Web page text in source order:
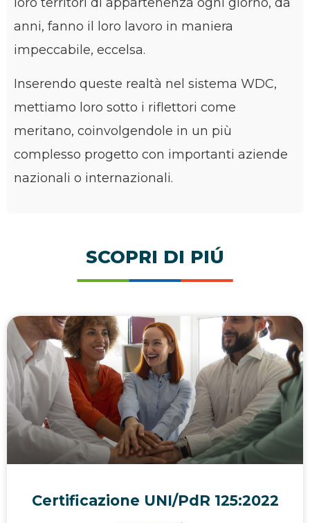
anni, fanno il loro lavoro in maniera
impeccabile, eccelsa.
Inserendo queste realtà nel sistema WDC,
mettiamo loro sotto i riflettori come
meritano, coinvolgendole in un più
complesso progetto con importanti aziende
nazionali o internazionali.
SCOPRI DI PIÚ
Certificazione UNI/PdR 125:2022